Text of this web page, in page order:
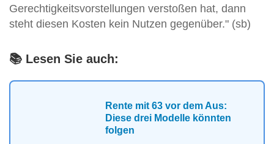
Gerechtigkeitsvorstellungen verstoßen hat, dann
steht diesen Kosten kein Nutzen gegenüber." (sb)
📚 Lesen Sie auch:
Rente mit 63 vor dem Aus:
Diese drei Modelle könnten
folgen